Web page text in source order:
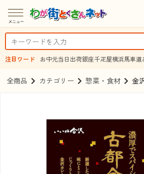
注目ワード お中元当日出荷銀座千疋屋横浜馬車道
全商品 カテゴリー 惣菜・食材 金